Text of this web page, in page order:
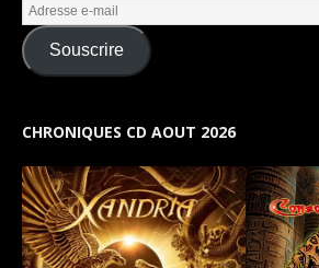
Souscrire
CHRONIQUES CD AOUT 2026